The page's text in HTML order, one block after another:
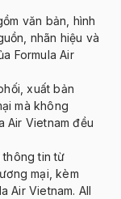
ồm văn bản, hình
ồn, nhãn hiệu và
Formula Air
ối, xuất bản
ại mà không
Air Vietnamđều
ông tin từ
ương mại, kèm
Air Vietnam. All